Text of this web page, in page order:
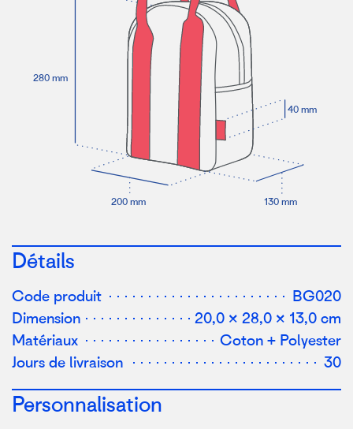
280 mm
200 mm 130 mm
40 mm
Détails
Code produit
BG020
Dimension
20,0 × 28,0 × 13,0 cm
Matériaux
Coton + Polyester
Jours de livraison
30
Personnalisation